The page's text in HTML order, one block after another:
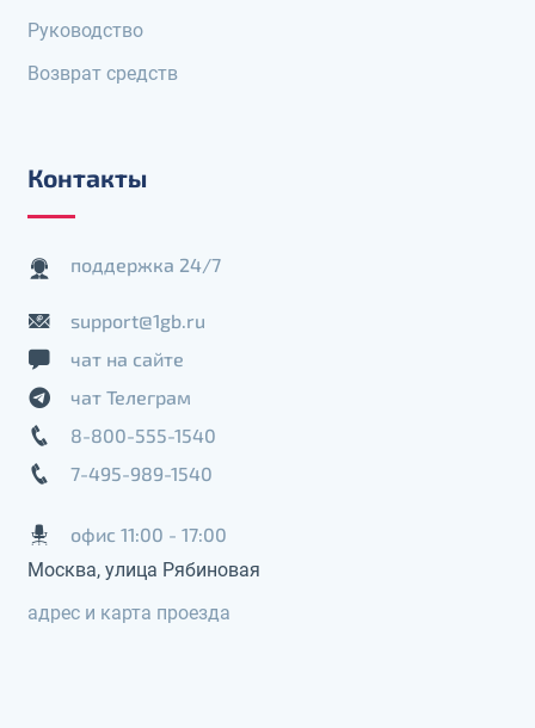
Руководство
Возврат средств
Контакты
поддержка 24/7
support@1gb.ru
чат на сайте
чат Телеграм
8-800-555-1540
7-495-989-1540
офис 11:00 - 17:00
Москва, улица Рябиновая
адрес и карта проезда